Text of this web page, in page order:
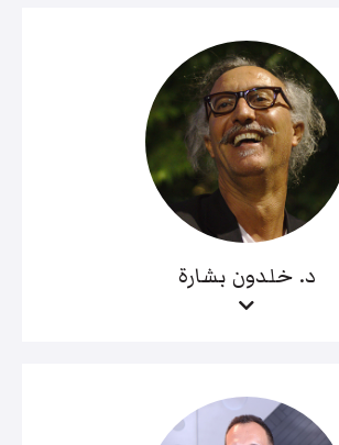
د. خلدون بشارة